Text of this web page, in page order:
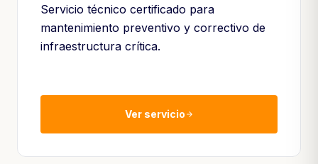
Servicio técnico certificado para
mantenimiento preventivo y correctivo de
infraestructura crítica.
Ver servicio arrow_forward